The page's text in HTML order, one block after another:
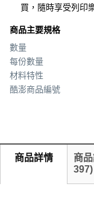
買，隨時享受列印
商品主要規格
數量
每份數量
材料特性
酷澎商品編號
商品詳情 商
397)